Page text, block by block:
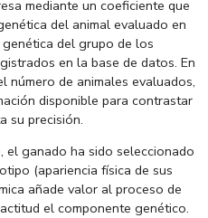
mediante un coeficiente que
del animal evaluado en
del grupo de los
en la base de datos. En
número de animales evaluados,
disponible para contrastar
su precisión.
el ganado ha sido seleccionado
(apariencia física de sus
añade valor al proceso de
el componente genético.